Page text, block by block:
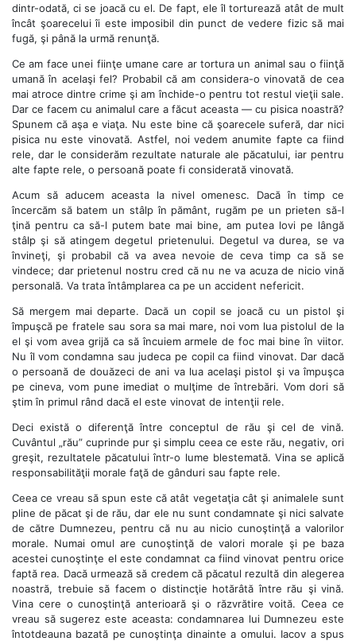
dintr-odată, ci se joacă cu el. De fapt, ele îl torturează atât de mult
încât şoarecelui îi este imposibil din punct de vedere fizic să mai
fugă, şi până la urmă renunţă.
Ce am face unei fiinţe umane care ar tortura un animal sau o fiinţă
umană în acelaşi fel? Probabil că am considera-o vinovată de cea
mai atroce dintre crime şi am închide-o pentru tot restul vieţii sale.
Dar ce facem cu animalul care a făcut aceasta — cu pisica noastră?
Spunem că aşa e viaţa. Nu este bine că şoarecele suferă, dar nici
pisica nu este vinovată. Astfel, noi vedem anumite fapte ca fiind
rele, dar le considerăm rezultate naturale ale păcatului, iar pentru
alte fapte rele, o persoană poate fi considerată vinovată.
Acum să aducem aceasta la nivel omenesc. Dacă în timp ce
încercăm să batem un stâlp în pământ, rugăm pe un prieten să-l
ţină pentru ca să-l putem bate mai bine, am putea lovi pe lângă
stâlp şi să atingem degetul prietenului. Degetul va durea, se va
învineţi, şi probabil că va avea nevoie de ceva timp ca să se
vindece; dar prietenul nostru cred că nu ne va acuza de nicio vină
personală. Va trata întâmplarea ca pe un accident nefericit.
Să mergem mai departe. Dacă un copil se joacă cu un pistol şi
împuşcă pe fratele sau sora sa mai mare, noi vom lua pistolul de la
el şi vom avea grijă ca să încuiem armele de foc mai bine în viitor.
Nu îl vom condamna sau judeca pe copil ca fiind vinovat. Dar dacă
o persoană de douăzeci de ani va lua acelaşi pistol şi va împuşca
pe cineva, vom pune imediat o mulţime de întrebări. Vom dori să
ştim în primul rând dacă el este vinovat de intenţii rele.
Deci există o diferenţă între conceptul de rău şi cel de vină.
Cuvântul „rău” cuprinde pur şi simplu ceea ce este rău, negativ, ori
greşit, rezultatele păcatului într-o lume blestemată. Vina se aplică
responsabilităţii morale faţă de gânduri sau fapte rele.
Ceea ce vreau să spun este că atât vegetaţia cât şi animalele sunt
pline de păcat şi de rău, dar ele nu sunt condamnate şi nici salvate
de către Dumnezeu, pentru că nu au nicio cunoştinţă a valorilor
morale. Numai omul are cunoştinţă de valori morale şi pe baza
acestei cunoştinţe el este condamnat ca fiind vinovat pentru orice
faptă rea. Dacă urmează să credem că păcatul rezultă din alegerea
noastră, trebuie să facem o distincţie hotărâtă între rău şi vină.
Vina cere o cunoştinţă anterioară şi o răzvrătire voită. Ceea ce
vreau să sugerez este aceasta: condamnarea lui Dumnezeu este
întotdeauna bazată pe cunoştinţa dinainte a omului. Iacov a spus